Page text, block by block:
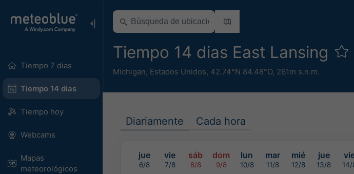
Tiempo 7 dias
Tiempo 14 dias
Tiempo hoy
Webcams
Mapas
meteorológicos
Tiempo 14 dias East Lansing
Michigan, Estados Unidos, 42.74°N 84.48°O, 261m s.n.m.
Diariamente Cada hora
jue vie sáb dom lun mar mié jue
6/8 7/8 8/8 9/8 10/8 11/8 12/8 13/8 14/